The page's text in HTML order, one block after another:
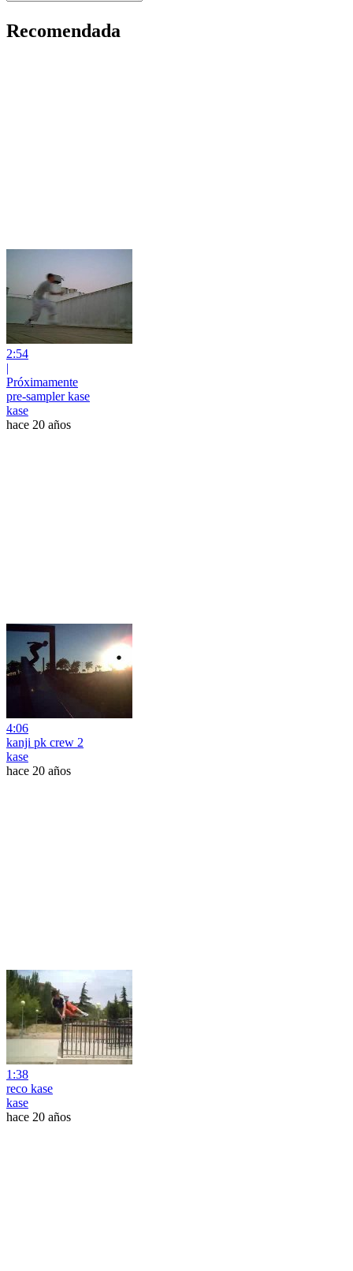
Recomendada
2:54
|
Próximamente
pre-sampler kase
kase
hace 20 años
4:06
kanji pk crew 2
kase
hace 20 años
1:38
reco kase
kase
hace 20 años